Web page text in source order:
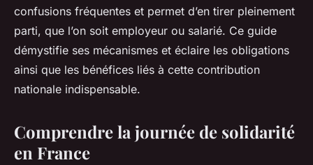
Adèle•17 février 2026•7 min de lecture
confusions fréquentes et permet d’en tirer pleinement
parti, que l’on soit employeur ou salarié. Ce guide
démystifie ses mécanismes et éclaire les obligations
ainsi que les bénéfices liés à cette contribution
nationale indispensable.
Comprendre la journée de solidarité
en France